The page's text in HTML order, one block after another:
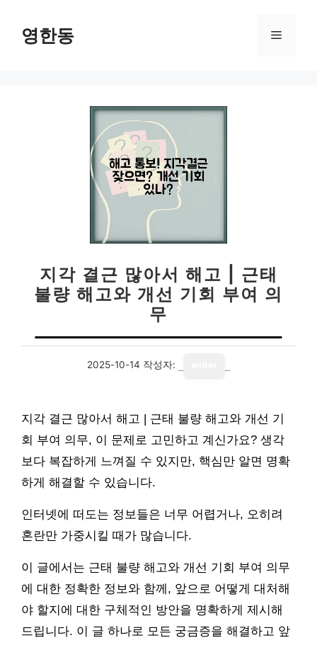
영한동 메
지각 결근 많아서 해고 | 근태
불량 해고와 개선 기회 부여 의
무
2025-10-14 작성자:
지각 결근 많아서 해고 | 근태 불량 해고와 개선 기
회 부여 의무, 이 문제로 고민하고 계신가요? 생각
보다 복잡하게 느껴질 수 있지만, 핵심만 알면 명확
하게 해결할 수 있습니다.
인터넷에 떠도는 정보들은 너무 어렵거나, 오히려
혼란만 가중시킬 때가 많습니다.
이 글에서는 근태 불량 해고와 개선 기회 부여 의무
에 대한 정확한 정보와 함께, 앞으로 어떻게 대처해
야 할지에 대한 구체적인 방안을 명확하게 제시해
드립니다. 이 글 하나로 모든 궁금증을 해결하고 앞